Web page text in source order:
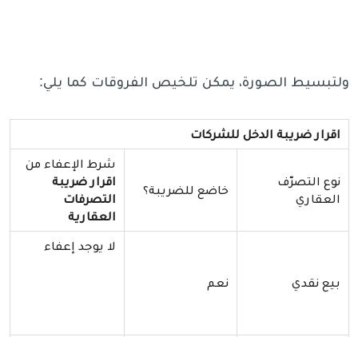
ولتبسيط الصورة، يمكن تلخيص الفروقات كما يلي:
اقرار ضريبة الدخل للشركات
نوع التصرّف
العقاري
خاضع للضريبة؟
شرط الإعفاء من
اقرار ضريبة
التصرفات
العقارية
بيع نقدي نعم
لا يوجد إعفاء